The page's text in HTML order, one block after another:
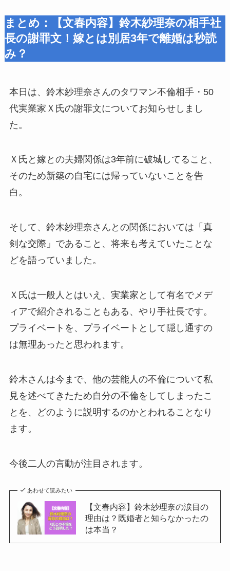
まとめ：【文春内容】鈴木紗理奈の相手社
長の謝罪文！嫁とは別居3年で離婚は秒読
み？
本日は、鈴木紗理奈さんのタワマン不倫相手・50
代実業家Ｘ氏の謝罪文についてお知らせしまし
た。
Ｘ氏と嫁との夫婦関係は3年前に破城してること、
そのため新築の自宅には帰っていないことを告
白。
そして、鈴木紗理奈さんとの関係においては「真
剣な交際」であること、将来も考えていたことな
どを語っていました。
Ｘ氏は一般人とはいえ、実業家として有名でメデ
ィアで紹介されることもある、やり手社長です。
プライベートを、プライベートとして隠し通すの
は無理あったと思われます。
鈴木さんは今まで、他の芸能人の不倫について私
見を述べてきたため自分の不倫をしてしまったこ
とを、どのように説明するのかとわれることなり
ます。
今後二人の言動が注目されます。
あわせて読みたい
【文春内容】鈴木紗理奈の涙目の
理由は？既婚者と知らなかったの
は本当？